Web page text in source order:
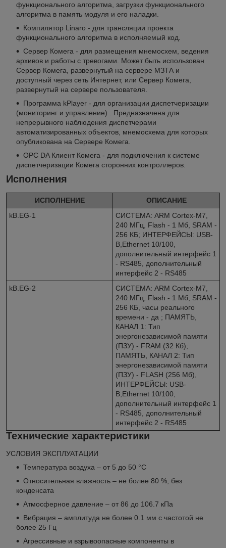
функционального алгоритма, загрузки функционального
алгоритма в память модуля и его наладки.
Компилятор Linaro - для трансляции проекта
функционального алгоритма в исполняемый код.
Сервер Комега - для размещения мнемосхем, ведения
архивов и работы с тревогами. Может быть использован
Сервер Комега, развернутый на сервере МЗТА и
доступный через сеть Интернет, или Сервер Комега,
развернутый на сервере пользователя.
Программа kPlayer - для организации диспетчеризации
(мониторинг и управление) . Предназначена для
непрерывного наблюдения диспетчерами
автоматизированных объектов, мнемосхема для которых
опубликована на Сервере Комега.
OPC DA Клиент Комега - для подключения к системе
диспетчеризации Комега сторонних контроллеров.
Исполнения
ИСПОЛНЕНИЕ
ОПИСАНИЕ
kB.EG-1
СИСТЕМА: ARM Cortex-M7,
240 МГц, Flash - 1 Mб, SRAM -
256 КБ; ИНТЕРФЕЙСЫ: USB-
B,Ethernet 10/100,
дополнительный интерфейс 1
- RS485, дополнительный
интерфейс 2 - RS485
kB.EG-2
СИСТЕМА: ARM Cortex-M7,
240 МГц, Flash - 1 Mб, SRAM -
256 КБ, часы реального
времени - да ; ПАМЯТЬ,
КАНАЛ 1: Тип
энергонезависимой памяти
(ПЗУ) - FRAM (32 Кб);
ПАМЯТЬ, КАНАЛ 2: Тип
энергонезависимой памяти
(ПЗУ) - FLASH (256 Мб),
ИНТЕРФЕЙСЫ: USB-
B,Ethernet 10/100,
дополнительный интерфейс 1
- RS485, дополнительный
интерфейс 2 - RS485
Технические характеристики
УСЛОВИЯ ЭКСПЛУАТАЦИИ
Температура воздуха – от 5 до 50 °С
Относительная влажность – не более 80 %, без
конденсата
Атмосферное давление – от 86 до 106.7 кПа
Вибрация – амплитуда не более 0.1 мм с частотой не
более 25 Гц
Агрессивные и взрывоопасные компоненты в